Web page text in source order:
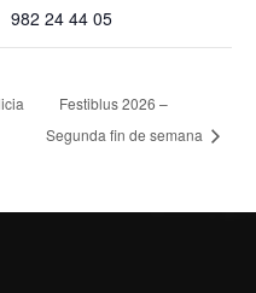
982 24 44 05
Festiblus 2026 –
Segunda fin de semana